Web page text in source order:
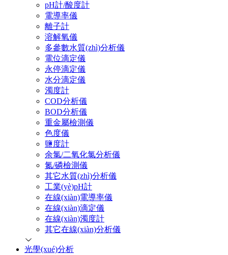
pH計/酸度計
電導率儀
離子計
溶解氧儀
多參數水質(zhì)分析儀
電位滴定儀
永停滴定儀
水分滴定儀
濁度計
COD分析儀
BOD分析儀
重金屬檢測儀
色度儀
鹽度計
余氯/二氧化氯分析儀
氮/磷檢測儀
其它水質(zhì)分析儀
工業(yè)pH計
在線(xiàn)電導率儀
在線(xiàn)滴定儀
在線(xiàn)濁度計
其它在線(xiàn)分析儀
光學(xué)分析